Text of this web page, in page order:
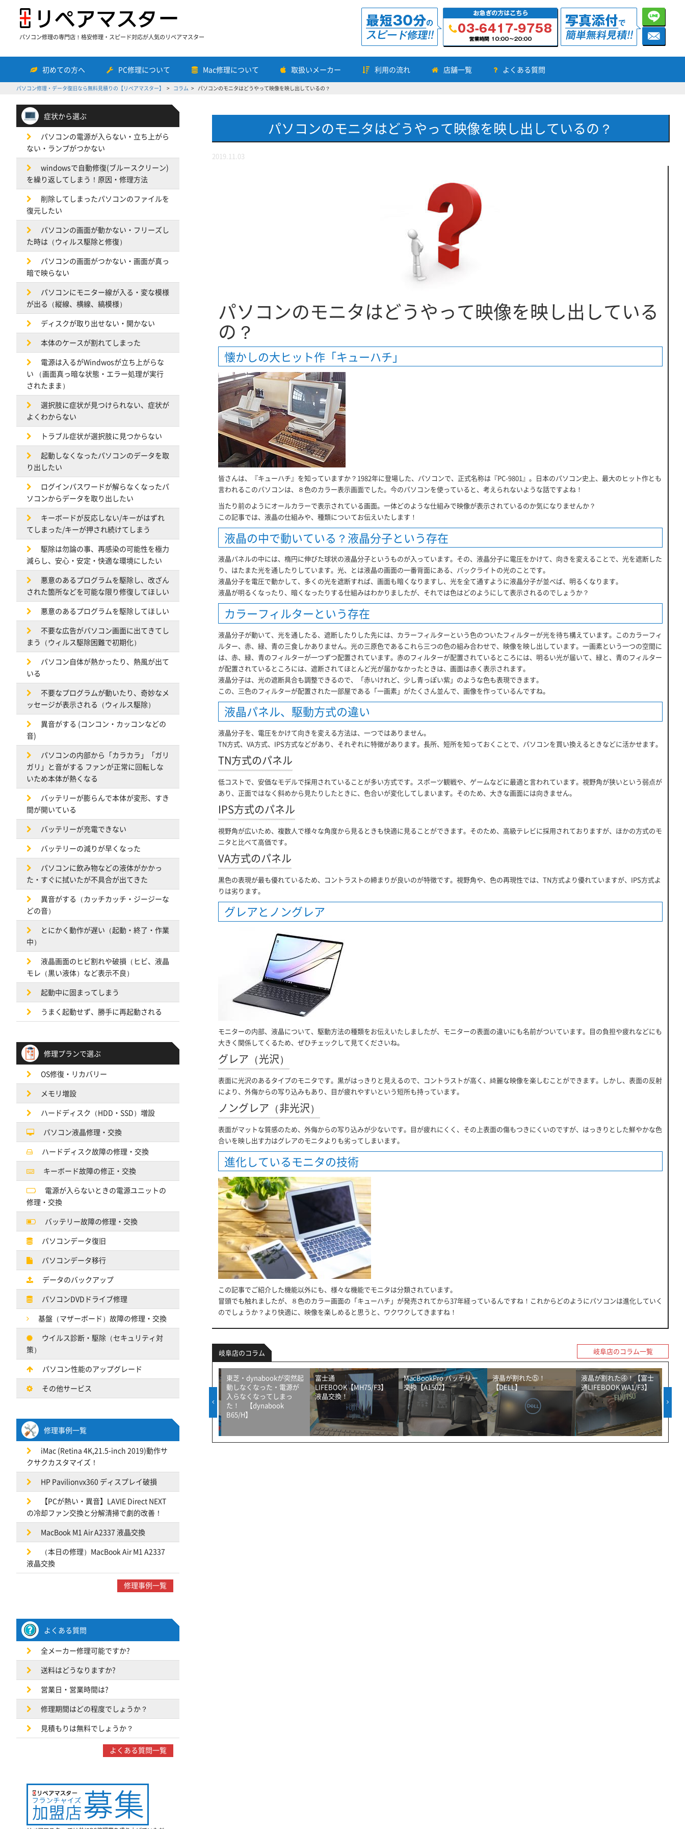
パソコン修理の専門店！格安修理・スピード対応が人気のリペアマスター
初めての方へ PC修理について Mac修理について 取扱いメーカー 利用の流れ 店舗一覧 よくある質問
パソコン修理・データ復旧なら無料見積りの【リペアマスター】 コラム パソコンのモニタはどうやって映像を映し出しているの？
症状から選ぶ
パソコンの電源が入らない・立ち上がら
ない・ランプがつかない
windowsで自動修復(ブルースクリーン)
を繰り返してしまう！原因・修理方法
削除してしまったパソコンのファイルを
復元したい
パソコンの画面が動かない・フリーズし
た時は（ウィルス駆除と修復）
パソコンの画面がつかない・画面が真っ
暗で映らない
パソコンにモニター線が入る・変な模様
が出る（縦線、横線、縞模様）
ディスクが取り出せない・開かない
本体のケースが割れてしまった
電源は入るがWindwosが立ち上がらな
い （画面真っ暗な状態・エラー処理が実行
されたまま）
選択肢に症状が見つけられない、症状が
よくわからない
トラブル症状が選択肢に見つからない
起動しなくなったパソコンのデータを取
り出したい
ログインパスワードが解らなくなったパ
ソコンからデータを取り出したい
キーボードが反応しない/キーがはずれ
てしまった/キーが押され続けてしまう
駆除は勿論の事、再感染の可能性を極力
減らし、安心・安定・快適な環境にしたい
悪意のあるプログラムを駆除し、改ざん
された箇所などを可能な限り修復してほしい
悪意のあるプログラムを駆除してほしい
不要な広告がパソコン画面に出てきてし
まう（ウィルス駆除困難で初期化）
パソコン自体が熱かったり、熱風が出て
いる
不要なプログラムが動いたり、奇妙なメ
ッセージが表示される（ウィルス駆除）
異音がする (コンコン・カッコンなどの
音)
パソコンの内部から「カラカラ」「ガリ
ガリ」と音がする ファンが正常に回転しな
いため本体が熱くなる
バッテリーが膨らんで本体が変形、すき
間が開いている
バッテリーが充電できない
バッテリーの減りが早くなった
パソコンに飲み物などの液体がかかっ
た・すぐに拭いたが不具合が出てきた
異音がする（カッチカッチ・ジージーな
どの音）
とにかく動作が遅い（起動・終了・作業
中）
液晶画面のヒビ割れや破損（ヒビ、液晶
モレ（黒い液体）など表示不良）
起動中に固まってしまう
うまく起動せず、勝手に再起動される
修理プランで選ぶ
OS修復・リカバリー
メモリ増設
ハードディスク（HDD・SSD）増設
パソコン液晶修理・交換
ハードディスク故障の修理・交換
キーボード故障の修正・交換
電源が入らないときの電源ユニットの
修理・交換
バッテリー故障の修理・交換
パソコンデータ復旧
パソコンデータ移行
データのバックアップ
パソコンDVDドライブ修理
基盤（マザーボード）故障の修理・交換
ウイルス診断・駆除（セキュリティ対
策）
パソコン性能のアップグレード
その他サービス
修理事例一覧
iMac (Retina 4K,21.5-inch 2019)動作サ
クサクカスタマイズ！
HP Pavilionvx360 ディスプレイ破損
【PCが熱い・異音】LAVIE Direct NEXT
の冷却ファン交換と分解清掃で劇的改善！
MacBook M1 Air A2337 液晶交換
（本日の修理）MacBook Air M1 A2337
液晶交換
修理事例一覧
よくある質問
全メーカー修理可能ですか?
送料はどうなりますか?
営業日・営業時間は?
修理期間はどの程度でしょうか？
見積もりは無料でしょうか？
よくある質問一覧
パソコンのモニタはどうやって映像を映し出しているの？
2019.11.03
パソコンのモニタはどうやって映像を映し出している
の？
懐かしの大ヒット作「キューハチ」
皆さんは、『キューハチ』を知っていますか？1982年に登場した、パソコンで、正式名称は『PC-9801』。日本のパソコン史上、最大のヒット作とも
言われるこのパソコンは、８色のカラー表示画面でした。今のパソコンを使っていると、考えられないような話ですよね！
当たり前のようにオールカラーで表示されている画面。一体どのような仕組みで映像が表示されているのか気になりませんか？
この記事では、液晶の仕組みや、種類についてお伝えいたします！
液晶の中で動いている？液晶分子という存在
液晶パネルの中には、楕円に伸びた球状の液晶分子というものが入っています。その、液晶分子に電圧をかけて、向きを変えることで、光を遮断した
り、はたまた光を通したりしています。光、とは液晶の画面の一番背面にある、バックライトの光のことです。
液晶分子を電圧で動かして、多くの光を遮断すれば、画面も暗くなりますし、光を全て通すように液晶分子が並べば、明るくなります。
液晶が明るくなったり、暗くなったりする仕組みはわかりましたが、それでは色はどのようにして表示されるのでしょうか？
カラーフィルターという存在
液晶分子が動いて、光を通したる、遮断したりした先には、カラーフィルターという色のついたフィルターが光を待ち構えています。このカラーフィ
ルター、赤、緑、青の三食しかありません。光の三原色であるこれら三つの色の組み合わせで、映像を映し出しています。一画素という一つの空間に
は、赤、緑、青のフィルターが一つずつ配置されています。赤のフィルターが配置されているところには、明るい光が届いて、緑と、青のフィルター
が配置されているところには、遮断されてほとんど光が届かなかったときは、画面は赤く表示されます。
液晶分子は、光の遮断具合も調整できるので、「赤いけれど、少し青っぽい紫」のような色も表現できます。
この、三色のフィルターが配置された一部屋である「一画素」がたくさん並んで、画像を作っているんですね。
液晶パネル、駆動方式の違い
液晶分子を、電圧をかけて向きを変える方法は、一つではありません。
TN方式、VA方式、IPS方式などがあり、それぞれに特徴があります。長所、短所を知っておくことで、パソコンを買い換えるときなどに活かせます。
TN方式のパネル
低コストで、安価なモデルで採用されていることが多い方式です。スポーツ観戦や、ゲームなどに最適と言われています。視野角が狭いという弱点が
あり、正面ではなく斜めから見たりしたときに、色合いが変化してしまいます。そのため、大きな画面には向きません。
IPS方式のパネル
視野角が広いため、複数人で様々な角度から見るときも快適に見ることができます。そのため、高級テレビに採用されておりますが、ほかの方式のモ
ニタと比べて高価です。
VA方式のパネル
黒色の表現が最も優れているため、コントラストの締まりが良いのが特徴です。視野角や、色の再現性では、TN方式より優れていますが、IPS方式よ
りは劣ります。
グレアとノングレア
モニターの内部、液晶について、駆動方法の種類をお伝えいたしましたが、モニターの表面の違いにも名前がついています。目の負担や疲れなどにも
大きく関係してくるため、ぜひチェックして見てくださいね。
グレア（光沢）
表面に光沢のあるタイプのモニタです。黒がはっきりと見えるので、コントラストが高く、綺麗な映像を楽しむことができます。しかし、表面の反射
により、外侮からの写り込みもあり、目が疲れやすいという短所も持っています。
ノングレア（非光沢）
表面がマットな質感のため、外侮からの写り込みが少ないです。目が疲れにくく、その上表面の傷もつきにくいのですが、はっきりとした鮮やかな色
合いを映し出す力はグレアのモニタよりも劣ってしまいます。
進化しているモニタの技術
この記事でご紹介した機能以外にも、様々な機能でモニタは分類されています。
冒頭でも触れましたが、８色のカラー画面の「キューハチ」が発売されてから37年経っているんですね！これからどのようにパソコンは進化していく
のでしょうか？より快適に、映像を楽しめると思うと、ワクワクしてきますね！
岐阜店のコラム 岐阜店のコラム一覧
液晶が割れた②！【富士
通LIFEBOOK】
液晶が割れた！【DELL】
東芝・dynabookが突然起
動しなくなった・電源が
入らなくなってしまっ
た！ 【dynabook
B65/H】
富士通
LIFEBOOK【MH75/F3】
液晶交換！
MacBookPro バッテリー
交換【A1502】
液晶が割れた⑤！
【DELL】
液晶が割れた④！【富士
通LIFEBOOK WA1/F3】
【